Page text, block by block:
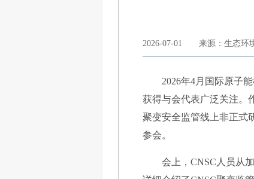
2026-07-01 来源：生态环
2026年4月国际原子
获得与会代表广泛关注。
聚变安全监管线上非正式
参会。
会上，CNSC人员从